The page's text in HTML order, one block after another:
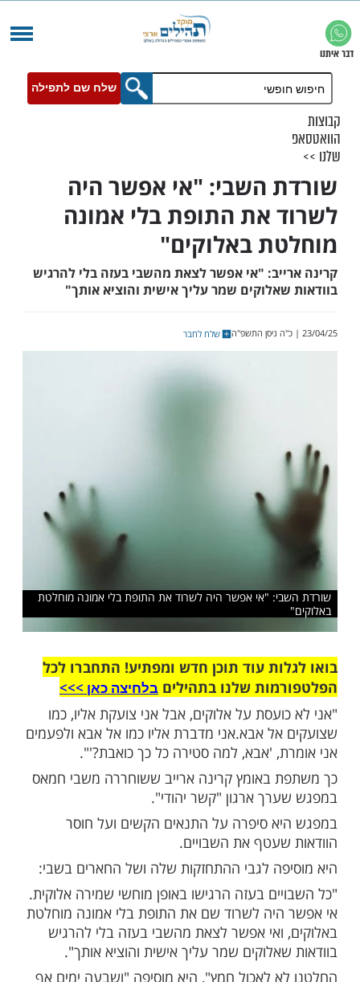
שלח שם לתפילה
השבי: "אי אפשר היה
את התופת בלי אמונה
באלוקים"
"אי אפשר לצאת מהשבי בעזה בלי להרגיש
"אי אפשר היה לשרוד את התופת בלי אמונה מוחלטת
עוד תוכן חדש ומפתיע! התחברו לכל
שלנו בתהיליםבלחיצה כאן >>>​
על אלוקים, אבל אני צועקת אליו, כמו
אבא.אני מדברת אליו כמו אל אבא ולפעמים
'אבא, למה סטירה כל כך כואבת?'".
באומץ קרינה ארייב ששוחררה משבי חמאס